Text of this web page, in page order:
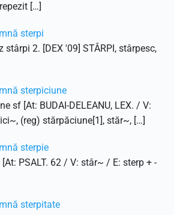
[…]
sterpi
stârpi 2. [DEX '09] STÂRPI, stârpesc,
sterpiciune
sf [At: BUDAI-DELEANU, LEX. / V:
(reg) stărpăciune[1], stăr~, […]
sterpie
PSALT. 62 / V: stâr~ / E: sterp + -
sterpitate